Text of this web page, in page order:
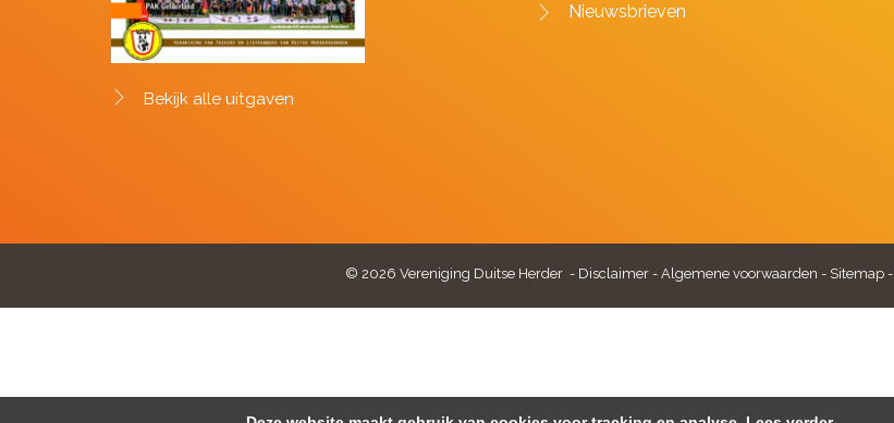
Bekijk alle uitgaven
Nieuwsbrieven
© 2026 Vereniging Duitse Herder - Disclaimer- Algemene voorwaarden - Sitemap-